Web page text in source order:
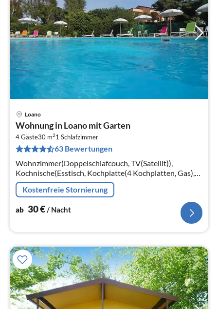
Loano
Wohnung in Loano mit Garten
4 Gäste30 m21 Schlafzimmer
63 Bewertungen
Wohnzimmer(Doppelschlafcouch, TV(Satellit)),
Kochnische(Esstisch, Kochplatte(4 Kochplatten, Gas),
Mikrowelle, Kühlschrank), Schlafzimmer(Etagenbett
oder 2 Einzelbetten)
Kostenfreie Stornierung
ab 30€/ Nacht